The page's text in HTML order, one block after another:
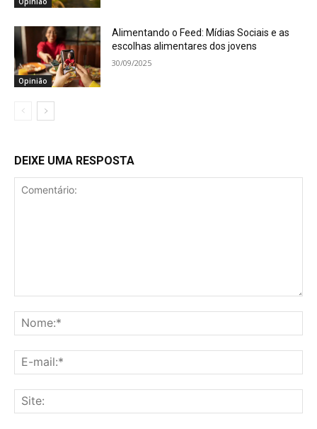
Opinião
Alimentando o Feed: Mídias Sociais e as
escolhas alimentares dos jovens
30/09/2025
DEIXE UMA RESPOSTA